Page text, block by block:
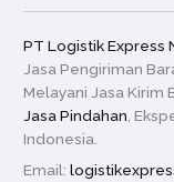
PT Logistik Express
Jasa Pengiriman
Melayani Jasa Kirim
Jasa Pindahan,
Indonesia.
Email: